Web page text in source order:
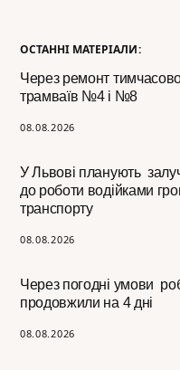
ОСТАННІ МАТЕРІАЛИ:
Через ремонт
трамваїв №4 і №8
08.08.2026
У Львові планують
до роботи водійками
транспорту
08.08.2026
Через погодні умови
продовжили на 4 дні
08.08.2026